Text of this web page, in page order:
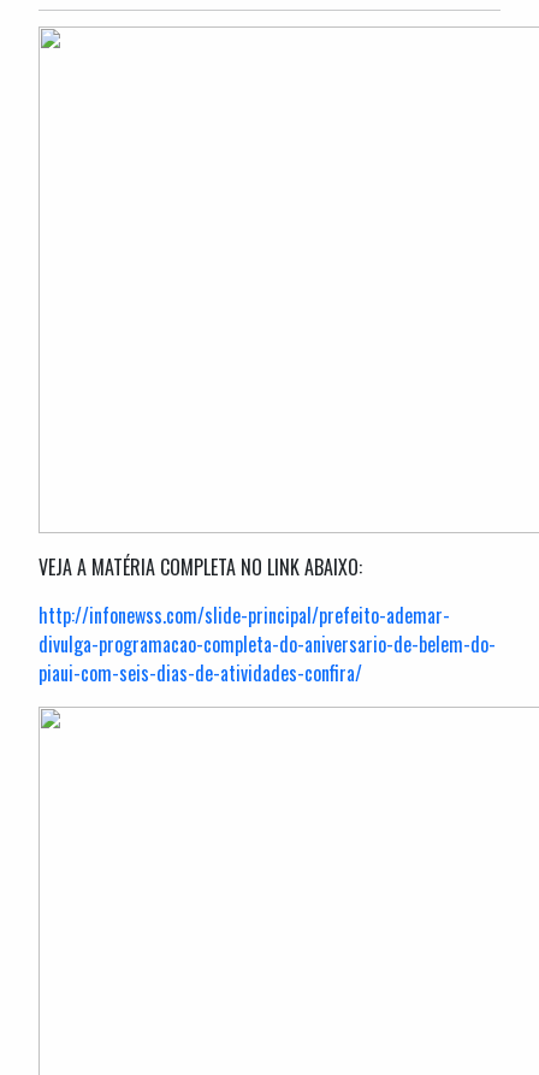
VEJA A MATÉRIA COMPLETA NO LINK ABAIXO:
http://infonewss.com/slide-principal/prefeito-ademar-
divulga-programacao-completa-do-aniversario-de-belem-do-
piaui-com-seis-dias-de-atividades-confira/